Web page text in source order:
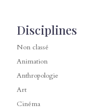
Disciplines
Non classé
Animation
Anthropologie
Art
Cinéma